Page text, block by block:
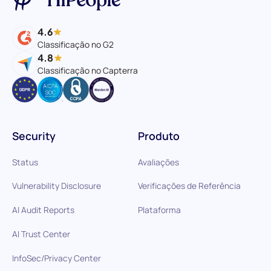
4.6
Classificação no G2
4.8
Classificação no Capterra
Produto
Avaliações
Verificações de Referência
Plataforma
Security
Status
Vulnerability Disclosure
AI Audit Reports
AI Trust Center
InfoSec/Privacy Center